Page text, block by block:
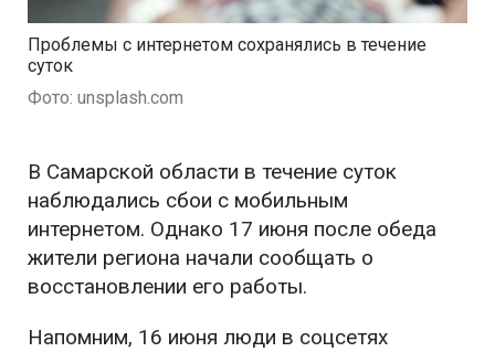
Проблемы с интернетом сохранялись в течение
суток
Фото: unsplash.com
В Самарской области в течение суток
наблюдались сбои с мобильным
интернетом. Однако 17 июня после обеда
жители региона начали сообщать о
восстановлении его работы.
Напомним, 16 июня люди в соцсетях